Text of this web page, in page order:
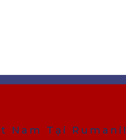
MARKET
Nam Tại Rumani!